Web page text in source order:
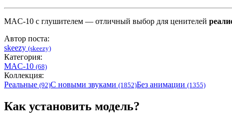
MAC-10 с глушителем — отличный выбор для ценителей
Автор поста:
skeezy (skeezy)
Категория:
MAC-10 (68)
Коллекция:
Реальные (92)С новыми звуками (1852)Без анимации (1355)
Как установить модель?